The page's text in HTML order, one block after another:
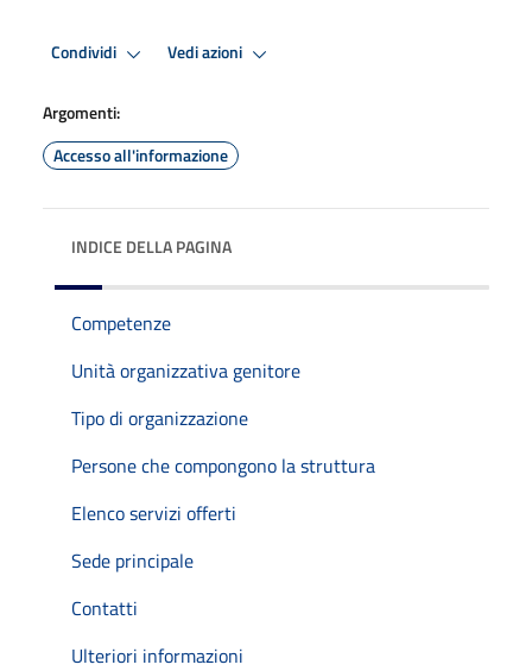
Condividi Vedi azioni
Argomenti:
Accesso all'informazione
INDICE DELLA PAGINA
Competenze
Unità organizzativa genitore
Tipo di organizzazione
Persone che compongono la struttura
Elenco servizi offerti
Sede principale
Contatti
Ulteriori informazioni